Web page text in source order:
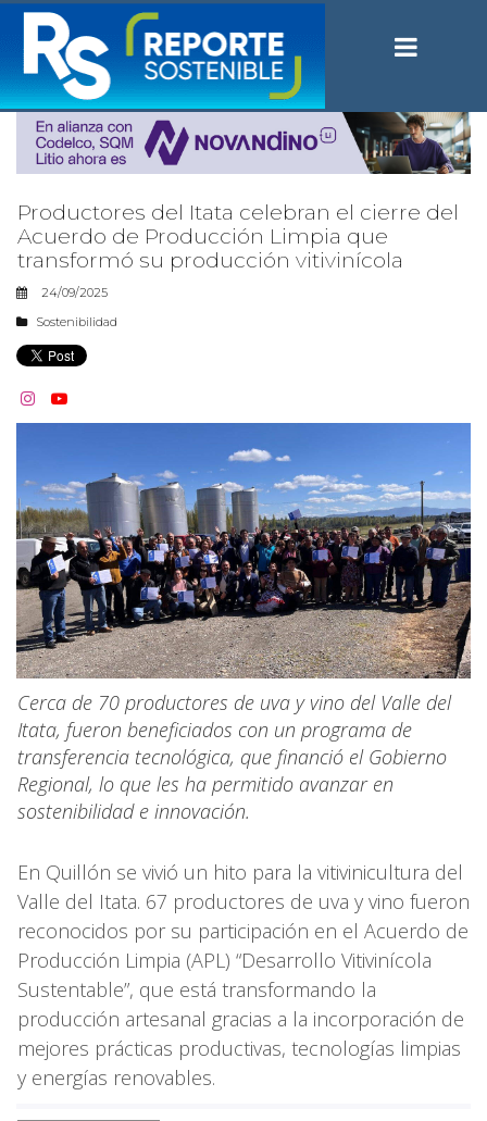
Productores del Itata celebran el cierre del
Acuerdo de Producción Limpia que
transformó su producción vitivinícola
24/09/2025
Sostenibilidad
 
Cerca de 70 productores de uva y vino del Valle del
Itata, fueron beneficiados con un programa de
transferencia tecnológica, que financió el Gobierno
Regional, lo que les ha permitido avanzar en
sostenibilidad e innovación.
En Quillón se vivió un hito para la vitivinicultura del
Valle del Itata. 67 productores de uva y vino fueron
reconocidos por su participación en el Acuerdo de
Producción Limpia (APL) “Desarrollo Vitivinícola
Sustentable”, que está transformando la
producción artesanal gracias a la incorporación de
mejores prácticas productivas, tecnologías limpias
y energías renovables.